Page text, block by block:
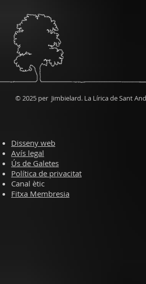
© 2025 per Jimbielard. La Lírica de Sant
Disseny web
Avís legal
Ús de Galetes
Política de privacitat
Canal ètic
Fitxa Membresia